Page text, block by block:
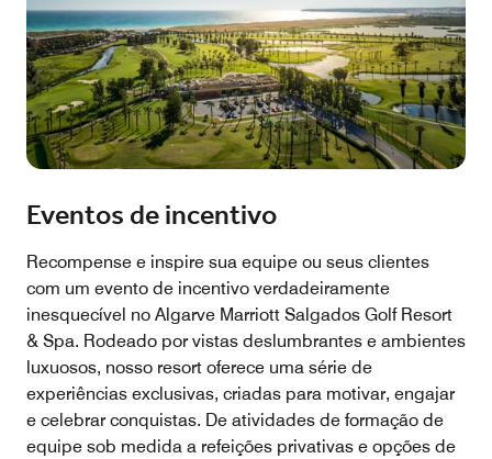
Eventos de incentivo
Recompense e inspire sua equipe ou seus clientes
com um evento de incentivo verdadeiramente
inesquecível no Algarve Marriott Salgados Golf Resort
& Spa. Rodeado por vistas deslumbrantes e ambientes
luxuosos, nosso resort oferece uma série de
experiências exclusivas, criadas para motivar, engajar
e celebrar conquistas. De atividades de formação de
equipe sob medida a refeições privativas e opções de